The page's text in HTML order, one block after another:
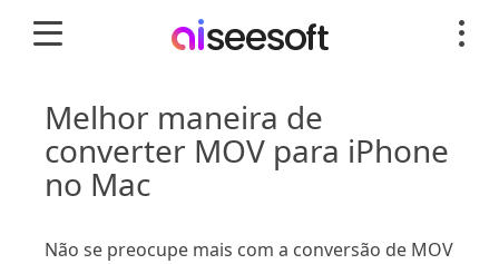
Melhor maneira de
converter MOV para iPhone
no Mac
Não se preocupe mais com a conversão de MOV